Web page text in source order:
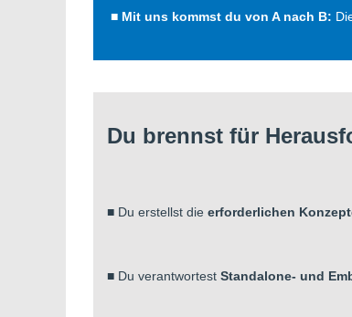
■ Mit uns kommst du von A nach B:
Du brennst für
■ Du erstellst die erforderlichen
■ Du verantwortest Standalone- und